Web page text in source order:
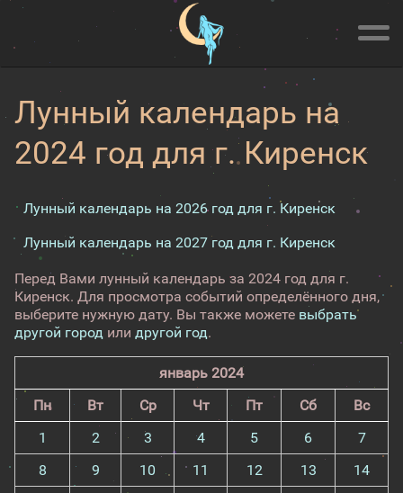
Лунный календарь на
2024 год для г. Киренск
Лунный календарь на 2026 год для г. Киренск
Лунный календарь на 2027 год для г. Киренск
Перед Вами лунный календарь за 2024 год для г.
Киренск. Для просмотра событий определённого дня,
выберите нужную дату. Вы также можете выбрать
другой город или другой год.
январь 2024
Пн
Вт Ср Чт Пт Сб
Вс
1
2 3 4 5 6
7
8
9 10 11 12 13
14